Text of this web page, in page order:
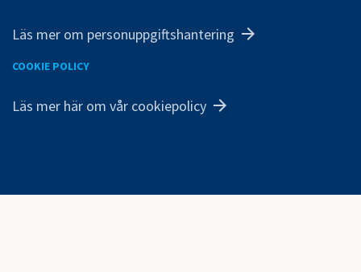
Läs mer om personuppgiftshantering
COOKIE POLICY
Läs mer här om vår cookiepolicy